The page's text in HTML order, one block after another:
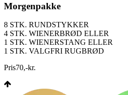
Morgenpakke
8 STK. RUNDSTYKKER
4 STK. WIENERBRØD ELLER
1 STK. WIENERSTANG ELLER
1 STK. VALGFRI RUGBRØD
Pris70,-kr.